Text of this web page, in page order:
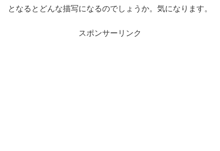
となるとどんな描写になるのでしょうか。気になります。
スポンサーリンク